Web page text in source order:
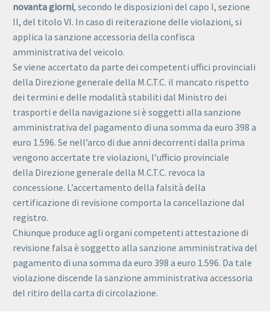
novanta giorni, secondo le disposizioni del capo I, sezione
II, del titolo VI. In caso di reiterazione delle violazioni, si
applica la sanzione accessoria della confisca
amministrativa del veicolo.
Se viene accertato da parte dei competenti uffici provinciali
della Direzione generale della M.C.T.C. il mancato rispetto
dei termini e delle modalità stabiliti dal Ministro dei
trasporti e della navigazione si è soggetti alla sanzione
amministrativa del pagamento di una somma da euro 398 a
euro 1.596. Se nell’arco di due anni decorrenti dalla prima
vengono accertate tre violazioni, l’ufficio provinciale
della Direzione generale della M.C.T.C. revoca la
concessione. L’accertamento della falsità della
certificazione di revisione comporta la cancellazione dal
registro.
Chiunque produce agli organi competenti attestazione di
revisione falsa è soggetto alla sanzione amministrativa del
pagamento di una somma da euro 398 a euro 1.596. Da tale
violazione discende la sanzione amministrativa accessoria
del ritiro della carta di circolazione.